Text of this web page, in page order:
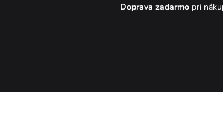
Doprava zadarmo pri